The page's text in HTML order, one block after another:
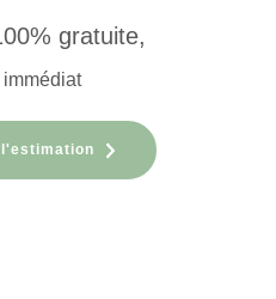
gratuite,
immédiat
l'estimation